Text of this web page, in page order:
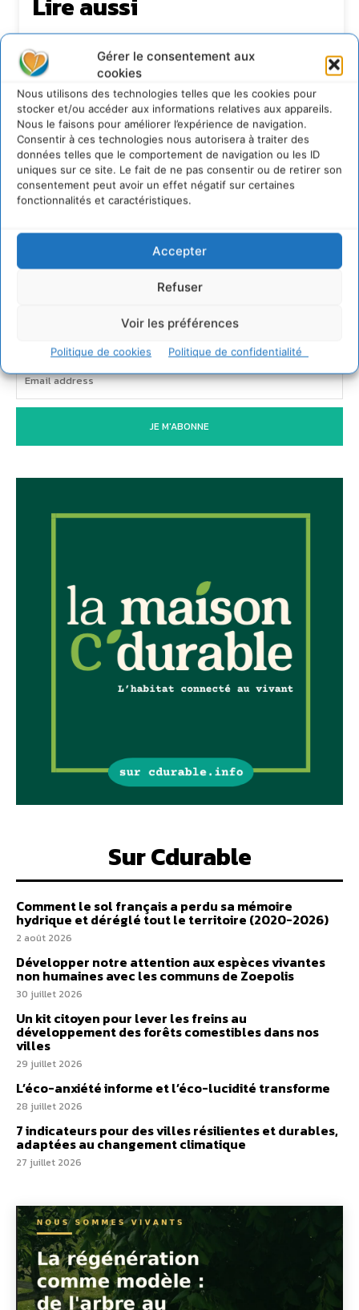
Gérer le consentement aux
cookies
Nous utilisons des technologies telles que les cookies pour
stocker et/ou accéder aux informations relatives aux appareils.
Nous le faisons pour améliorer l’expérience de navigation.
Consentir à ces technologies nous autorisera à traiter des
données telles que le comportement de navigation ou les ID
uniques sur ce site. Le fait de ne pas consentir ou de retirer son
consentement peut avoir un effet négatif sur certaines
fonctionnalités et caractéristiques.
Accepter
Refuser
Voir les préférences
Politique de cookies Politique de confidentialité
économique régénératif du vivant …
5 août 2026
IPBES : le « GIEC de la biodiversité » appelle les
entreprises à devenir des alliées du vivant
4 août 2026
Comment le sol français a perdu sa mémoire
hydrique et déréglé tout le territoire (2020-
2026)
2 août 2026
Newsletter
JE M'ABONNE
Sur Cdurable
Comment le sol français a perdu sa mémoire
hydrique et déréglé tout le territoire (2020-2026)
2 août 2026
Développer notre attention aux espèces vivantes
non humaines avec les communs de Zoepolis
30 juillet 2026
Un kit citoyen pour lever les freins au
développement des forêts comestibles dans nos
villes
29 juillet 2026
L’éco-anxiété informe et l’éco-lucidité transforme
28 juillet 2026
7 indicateurs pour des villes résilientes et durables,
adaptées au changement climatique
27 juillet 2026